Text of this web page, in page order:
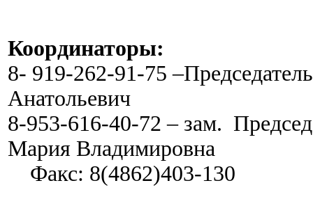
Координаторы:
8- 919-262-91-75
Анатольевич
8-953-616-40-72 – зам.
Мария Владимировна
Факс: 8(4862)403-130